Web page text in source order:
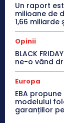
Un raport
milioane de
1,66 miliarde
Opinii
BLACK
ne-o vând
Europa
EBA
modelului
garanțiilor